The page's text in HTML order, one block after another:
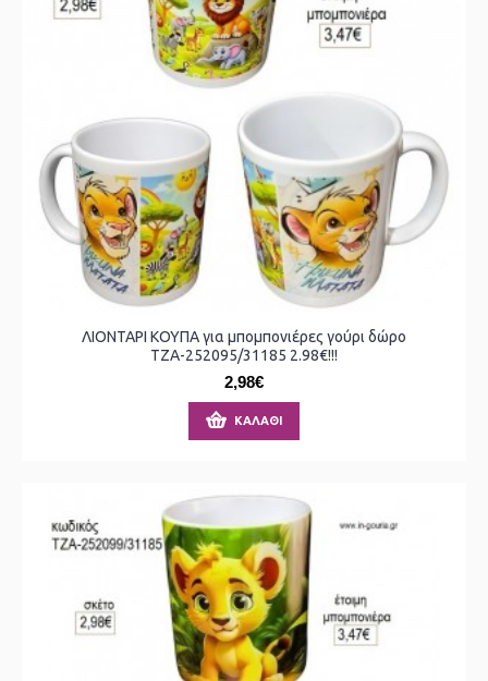
ΛΙΟΝΤΑΡΙ ΚΟΥΠΑ για μπομπονιέρες γούρι δώρο
ΤΖΑ-252095/31185 2.98€!!!
2,98€
ΚΑΛΆΘΙ